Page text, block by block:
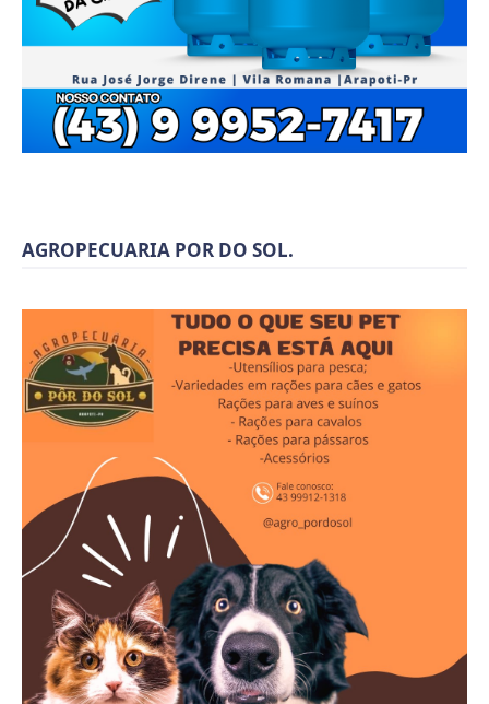
AGROPECUARIA POR DO SOL.